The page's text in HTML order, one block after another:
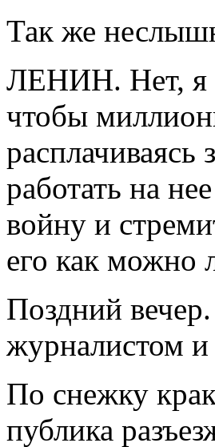
Так же
ЛЕНИН. Нет, я
чтобы
расплачиваясь
работать на
войну и
его как можно
Поздний
журналистом и
По снежку
публика